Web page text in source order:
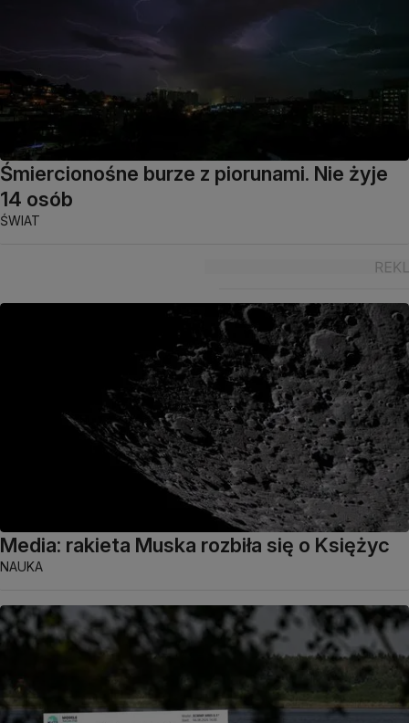
Śmiercionośne burze z piorunami. Nie żyje
14 osób
ŚWIAT
Media: rakieta Muska rozbiła się o Księżyc
NAUKA